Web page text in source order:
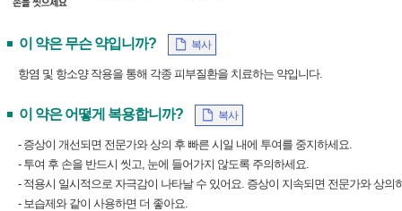
이 약은 무슨 약입니까? 복사
항염 및 항소양 작용을 통해 각종 피부질환을 치료하는 약입니다.
이 약은 어떻게 복용합니까? 복사
- 증상이 개선되면 전문가와 상의 후 빠른 시일 내에 투여를 중지하세요.
- 투여 후 손을 반드시 씻고, 눈에 들어가지 않도록 주의하세요.
- 적용시 일시적으로 자극감이 나타날 수 있어요. 증상이 지속되면 전문가와 상의
- 보습제와 같이 사용하면 더 좋아요.